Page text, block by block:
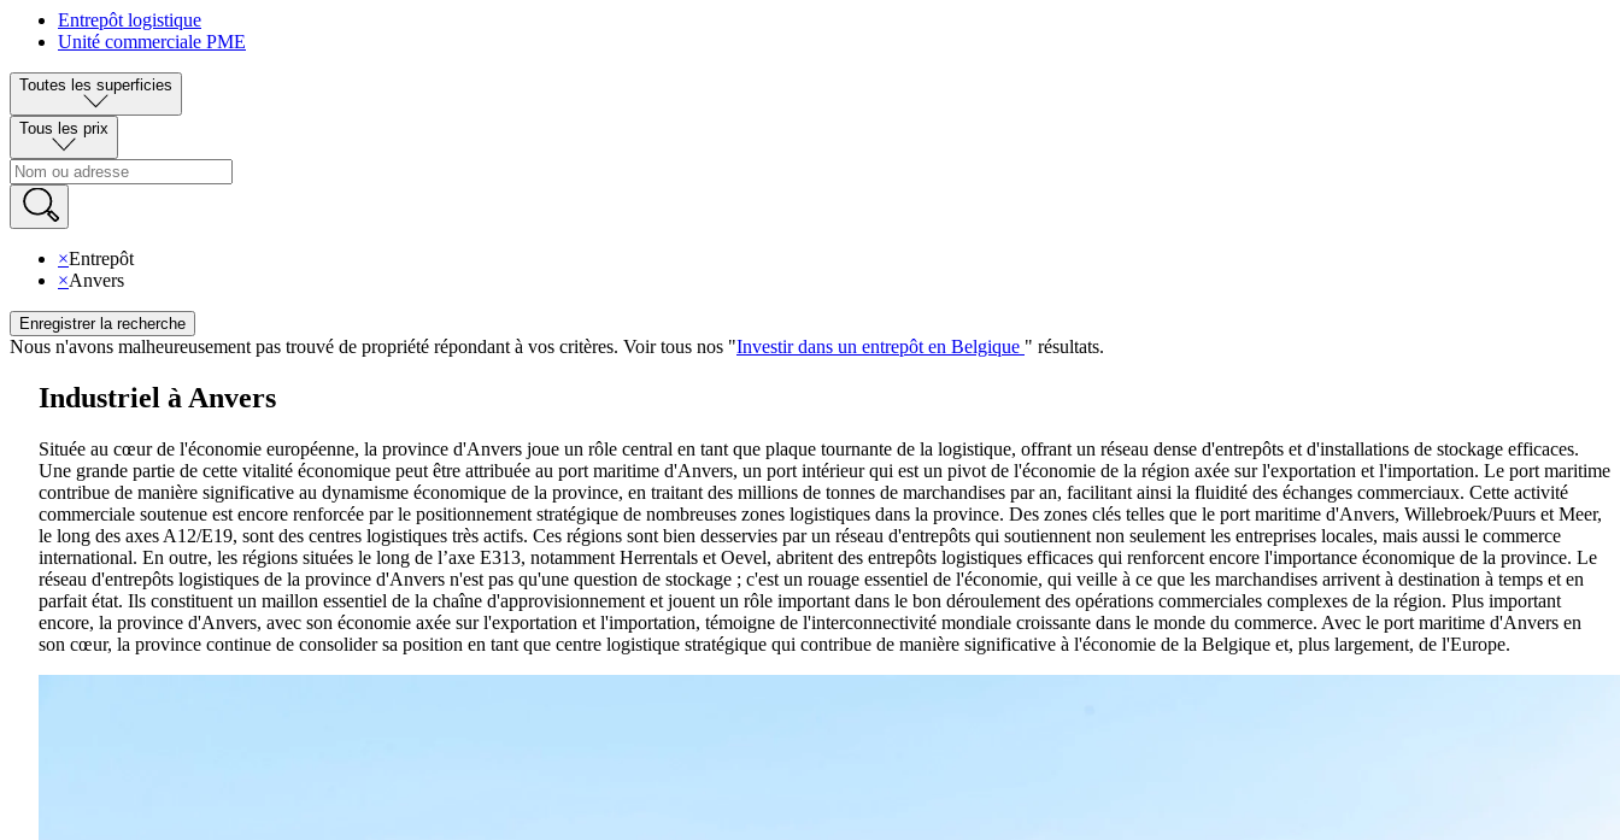
Entrepôt logistique
Unité commerciale PME
Toutes les superficies
Tous les prix
×Entrepôt
×Anvers
Enregistrer la recherche
Nous n'avons malheureusement pas trouvé de propriété répondant à vos critères. Voir tous nos "Investir dans un entrepôt en Belgique " résultats.
Industriel à Anvers
Située au cœur de l'économie européenne, la province d'Anvers joue un rôle central en tant que plaque tournante de la logistique, offrant un réseau dense d'entrepôts et d'installations de stockage efficaces.
Une grande partie de cette vitalité économique peut être attribuée au port maritime d'Anvers, un port intérieur qui est un pivot de l'économie de la région axée sur l'exportation et l'importation. Le port maritime
contribue de manière significative au dynamisme économique de la province, en traitant des millions de tonnes de marchandises par an, facilitant ainsi la fluidité des échanges commerciaux. Cette activité
commerciale soutenue est encore renforcée par le positionnement stratégique de nombreuses zones logistiques dans la province. Des zones clés telles que le port maritime d'Anvers, Willebroek/Puurs et Meer,
le long des axes A12/E19, sont des centres logistiques très actifs. Ces régions sont bien desservies par un réseau d'entrepôts qui soutiennent non seulement les entreprises locales, mais aussi le commerce
international. En outre, les régions situées le long de l’axe E313, notamment Herrentals et Oevel, abritent des entrepôts logistiques efficaces qui renforcent encore l'importance économique de la province. Le
réseau d'entrepôts logistiques de la province d'Anvers n'est pas qu'une question de stockage ; c'est un rouage essentiel de l'économie, qui veille à ce que les marchandises arrivent à destination à temps et en
parfait état. Ils constituent un maillon essentiel de la chaîne d'approvisionnement et jouent un rôle important dans le bon déroulement des opérations commerciales complexes de la région. Plus important
encore, la province d'Anvers, avec son économie axée sur l'exportation et l'importation, témoigne de l'interconnectivité mondiale croissante dans le monde du commerce. Avec le port maritime d'Anvers en
son cœur, la province continue de consolider sa position en tant que centre logistique stratégique qui contribue de manière significative à l'économie de la Belgique et, plus largement, de l'Europe.